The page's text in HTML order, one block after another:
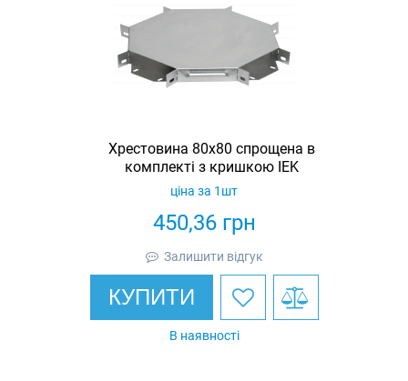
Хрестовина 80х80 спрощена в
комплекті з кришкою IEK
450,36грн
ціна за 1шт
Залишити відгук
КУПИТИ
В наявності